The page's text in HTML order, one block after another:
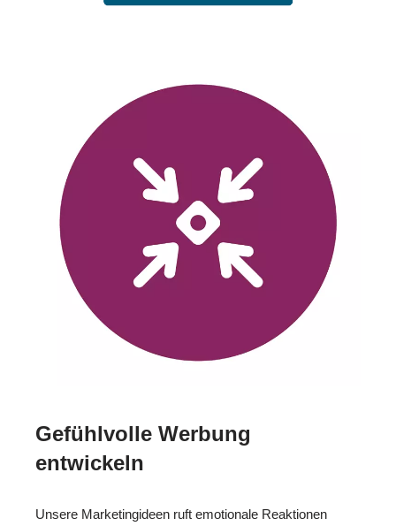
Gefühlvolle Werbung
entwickeln
Unsere Marketingideen ruft emotionale Reaktionen